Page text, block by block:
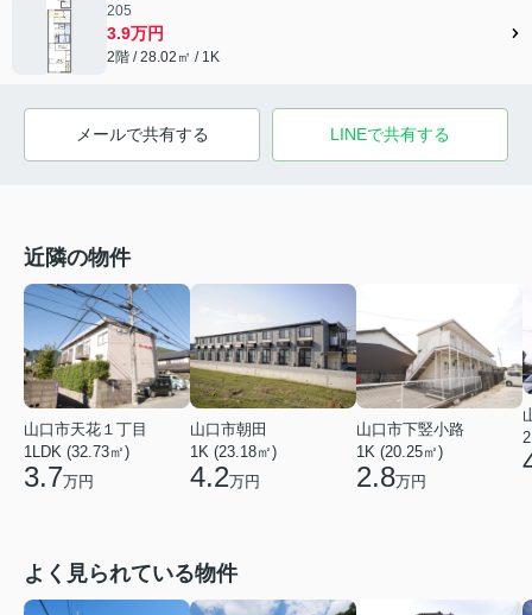
205
3.9万円
2階 / 28.02㎡ / 1K
メールで共有する LINEで共有する
近隣の物件
山口市天花１丁目
1LDK (32.73㎡)
3.7万円
山口市朝田
1K (23.18㎡)
4.2万円
山口市下竪小路
1K (20.25㎡)
2.8万円
よく見られている物件